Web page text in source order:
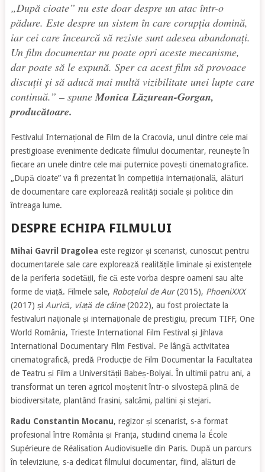
„După cioate” nu este doar despre un atac într-o
pădure. Este despre un sistem în care corupția domină,
iar cei care încearcă să reziste sunt adesea abandonați.
Un film documentar nu poate opri aceste mecanisme,
dar poate să le expună. Sper ca acest film să provoace
discuții și să aducă mai multă vizibilitate unei lupte care
continuă.” –spuneMonica Lăzurean-Gorgan,
producătoare.
Festivalul Internațional de Film de la Cracovia, unul dintre cele mai
prestigioase evenimente dedicate filmului documentar, reunește în
fiecare an unele dintre cele mai puternice povești cinematografice.
„După cioate” va fi prezentat în competiția internațională, alături
de documentare care explorează realități sociale și politice din
întreaga lume.
DESPRE ECHIPA FILMULUI
Mihai Gavril Dragolea este regizor și scenarist, cunoscut pentru
documentarele sale care explorează realitățile liminale și existențele
de la periferia societății, fie că este vorba despre oameni sau alte
forme de viață. Filmele sale, Roboțelul de Aur(2015), PhoeniXXX
(2017) și Aurică, viață de câine(2022), au fost proiectate la
festivaluri naționale și internaționale de prestigiu, precum TIFF, One
World România, Trieste International Film Festival și Jihlava
International Documentary Film Festival. Pe lângă activitatea
cinematografică, predă Producție de Film Documentar la Facultatea
de Teatru și Film a Universității Babeș-Bolyai. În ultimii patru ani, a
transformat un teren agricol moștenit într-o silvostepă plină de
biodiversitate, plantând frasini, salcâmi, paltini și stejari.
Radu Constantin Mocanu, regizor și scenarist, s-a format
profesional între România și Franța, studiind cinema la École
Supérieure de Réalisation Audiovisuelle din Paris. După un parcurs
în televiziune, s-a dedicat filmului documentar, fiind, alături de